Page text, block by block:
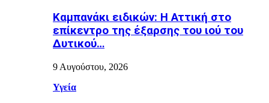
Καμπανάκι ειδικών: Η Αττική στο
επίκεντρο της έξαρσης του ιού του
Δυτικού…
9 Αυγούστου, 2026
Υγεία